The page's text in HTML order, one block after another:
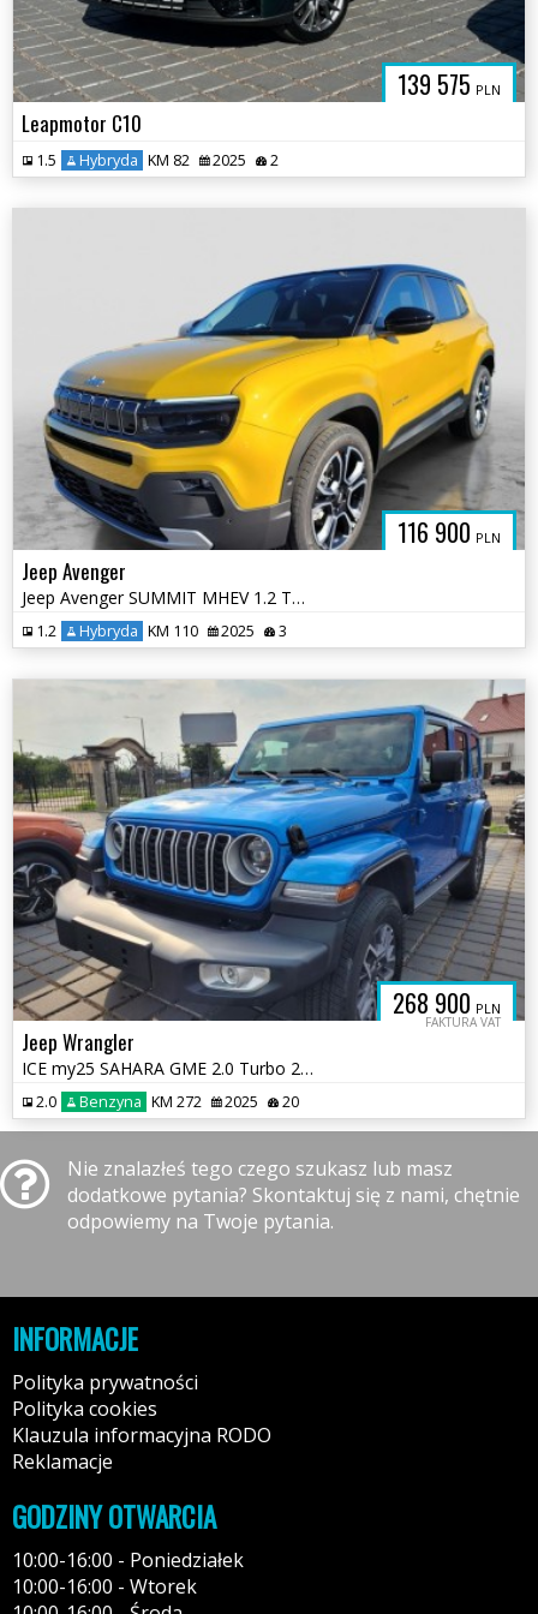
139 575 PLN
Leapmotor C10
1.5 Hybryda KM 82 2025 2
116 900 PLN
Jeep Avenger
Jeep Avenger SUMMIT MHEV 1.2 T3 110 KM AT FWD Wyprzedaż Rocznika 2025
1.2 Hybryda KM 110 2025 3
268 900 PLN
FAKTURA VAT
Jeep Wrangler
ICE my25 SAHARA GME 2.0 Turbo 272 KM ATX 4WD
2.0 Benzyna KM 272 2025 20
Nie znalazłeś tego czego szukasz lub masz
dodatkowe pytania? Skontaktuj się z nami, chętnie
odpowiemy na Twoje pytania.
INFORMACJE
Polityka prywatności
Polityka cookies
Klauzula informacyjna RODO
Reklamacje
GODZINY OTWARCIA
10:00-16:00 - Poniedziałek
10:00-16:00 - Wtorek